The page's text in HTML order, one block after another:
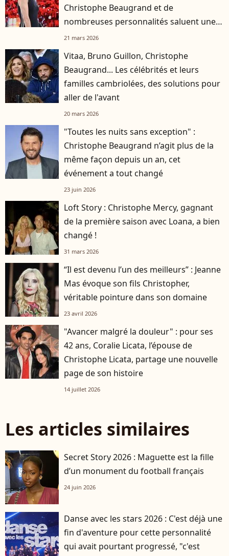
Christophe Beaugrand et de
nombreuses personnalités saluent une
dernière fois Isabelle Mergault
21 mars 2026
Vitaa, Bruno Guillon, Christophe
Beaugrand... Les célébrités et leurs
familles cambriolées, des solutions pour
aller de l'avant
20 mars 2026
"Toutes les nuits sans exception" :
Christophe Beaugrand n’agit plus de la
même façon depuis un an, cet
événement a tout changé
23 juin 2026
Loft Story : Christophe Mercy, gagnant
de la première saison avec Loana, a bien
changé !
31 mars 2026
“Il est devenu l’un des meilleurs” : Jeanne
Mas évoque son fils Christopher,
véritable pointure dans son domaine
23 avril 2026
"Avancer malgré la douleur" : pour ses
42 ans, Coralie Licata, l’épouse de
Christophe Licata, partage une nouvelle
page de son histoire
14 juillet 2026
Les articles similaires
Secret Story 2026 : Maguette est la fille
d’un monument du football français
24 juin 2026
Danse avec les stars 2026 : C'est déjà une
fin d'aventure pour cette personnalité
qui avait pourtant progressé, "c'est